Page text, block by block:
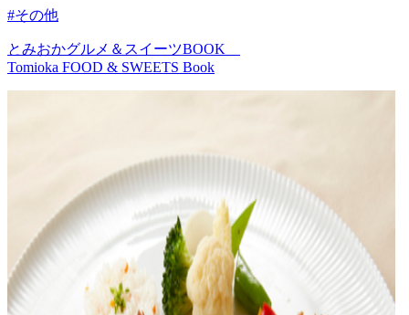
#その他
とみおかグルメ＆スイーツBOOK
Tomioka FOOD & SWEETS Book